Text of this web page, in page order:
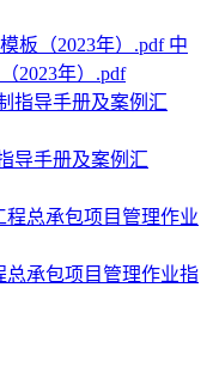
中
2023年）.pdf
导手册及案例汇
总承包项目管理作业指